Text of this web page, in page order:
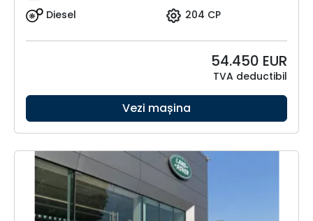
Diesel
204 CP
54.450 EUR
TVA deductibil
Vezi mașina